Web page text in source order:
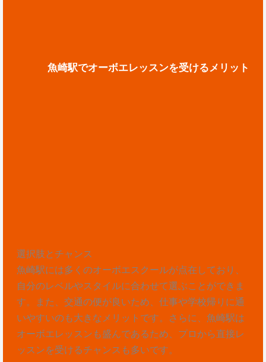
魚崎駅でオーボエレッスンを受けるメリット
選択肢とチャンス
魚崎駅には多くのオーボエスクールが点在しており、
自分のレベルやスタイルに合わせて選ぶことができま
す。また、交通の便が良いため、仕事や学校帰りに通
いやすいのも大きなメリットです。さらに、魚崎駅は
オーボエレッスンも盛んであるため、プロから直接レ
ッスンを受けるチャンスも多いです。